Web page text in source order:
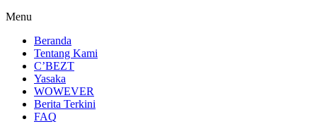
Menu
Beranda
Tentang Kami
C’BEZT
Yasaka
WOWEVER
Berita Terkini
FAQ